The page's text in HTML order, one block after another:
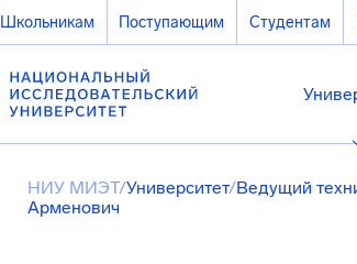
Школьникам Поступающим Студентам
НИУ МИЭТ/Университет/Ведущий
Арменович